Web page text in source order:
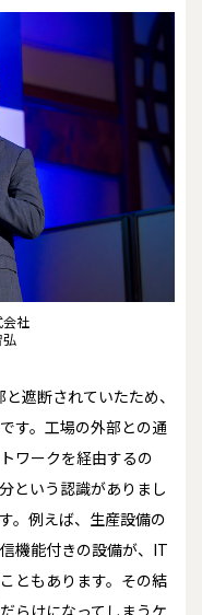
会社
遮断されていたため、
す。工場の外部との通
ワークを経由するの
という認識がありまし
。例えば、生産設備の
機能付きの設備が、IT
ともあります。その結